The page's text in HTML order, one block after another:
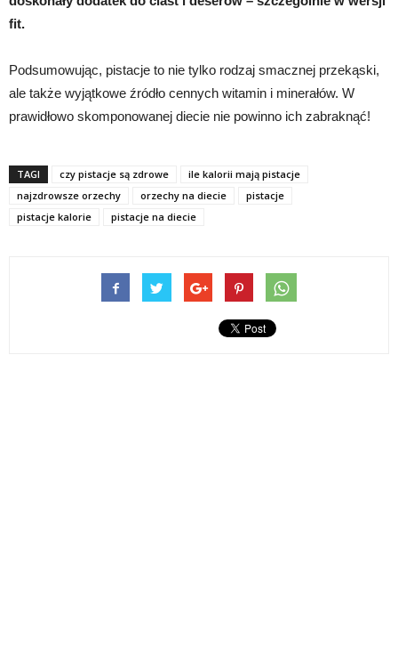
fit.
Podsumowując, pistacje to nie tylko rodzaj smacznej przekąski,
ale także wyjątkowe źródło cennych witamin i minerałów. W
prawidłowo skomponowanej diecie nie powinno ich zabraknąć!
TAGI czy pistacje są zdrowe
ile kalorii mają pistacje
najzdrowsze orzechy
orzechy na diecie
pistacje
pistacje kalorie
pistacje na diecie